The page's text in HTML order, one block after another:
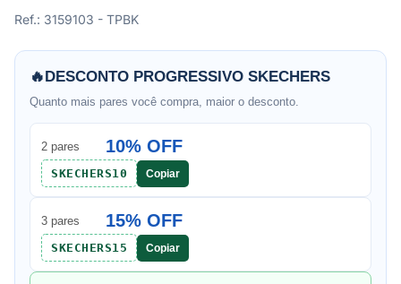
Ref.: 3159103 - TPBK
🔥DESCONTO PROGRESSIVO SKECHERS
Quanto mais pares você compra, maior o desconto.
2 pares 10% OFF
SKECHERS10 Copiar
3 pares 15% OFF
SKECHERS15 Copiar